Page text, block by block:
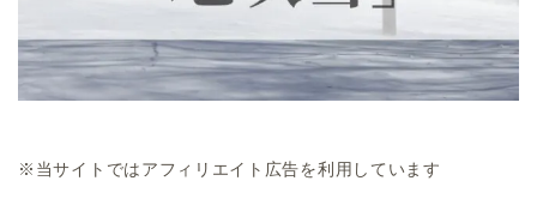
※当サイトではアフィリエイト広告を利用しています